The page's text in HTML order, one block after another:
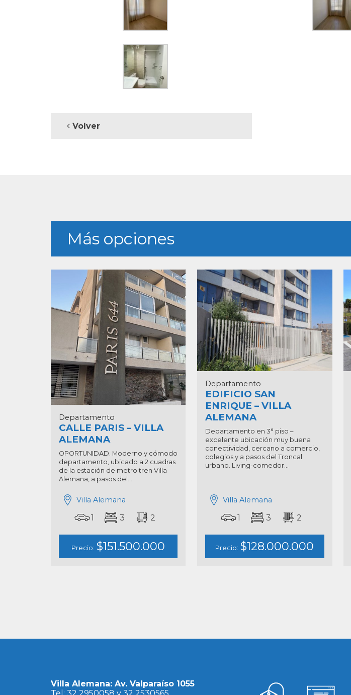
Volver
Más opciones
Departamento
CALLE PARIS – VILLA
ALEMANA
OPORTUNIDAD. Moderno y cómodo
departamento, ubicado a 2 cuadras
de la estación de metro tren Villa
Alemana, a pasos del...
Villa Alemana
1 3 2
Precio: $151.500.000
Departamento
EDIFICIO SAN
ENRIQUE – VILLA
ALEMANA
Departamento en 3° piso –
excelente ubicación muy buena
conectividad, cercano a comercio,
colegios y a pasos del Troncal
urbano. Living-comedor...
Villa Alemana
1 3 2
Precio: $128.000.000
Villa Alemana: Av. Valparaíso 1055